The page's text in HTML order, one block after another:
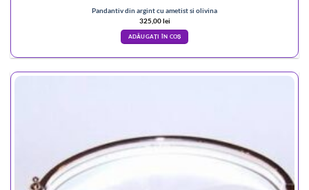
Pandantiv din argint cu ametist si olivina
325,00lei
ADĂUGAȚI ÎN COȘ